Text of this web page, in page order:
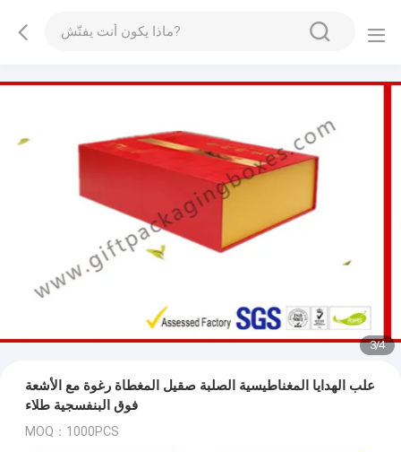
3/4
علب الهدايا المغناطيسية الصلبة صقيل المغطاة رغوة مع الأشعة
فوق البنفسجية طلاء
MOQ：1000PCS